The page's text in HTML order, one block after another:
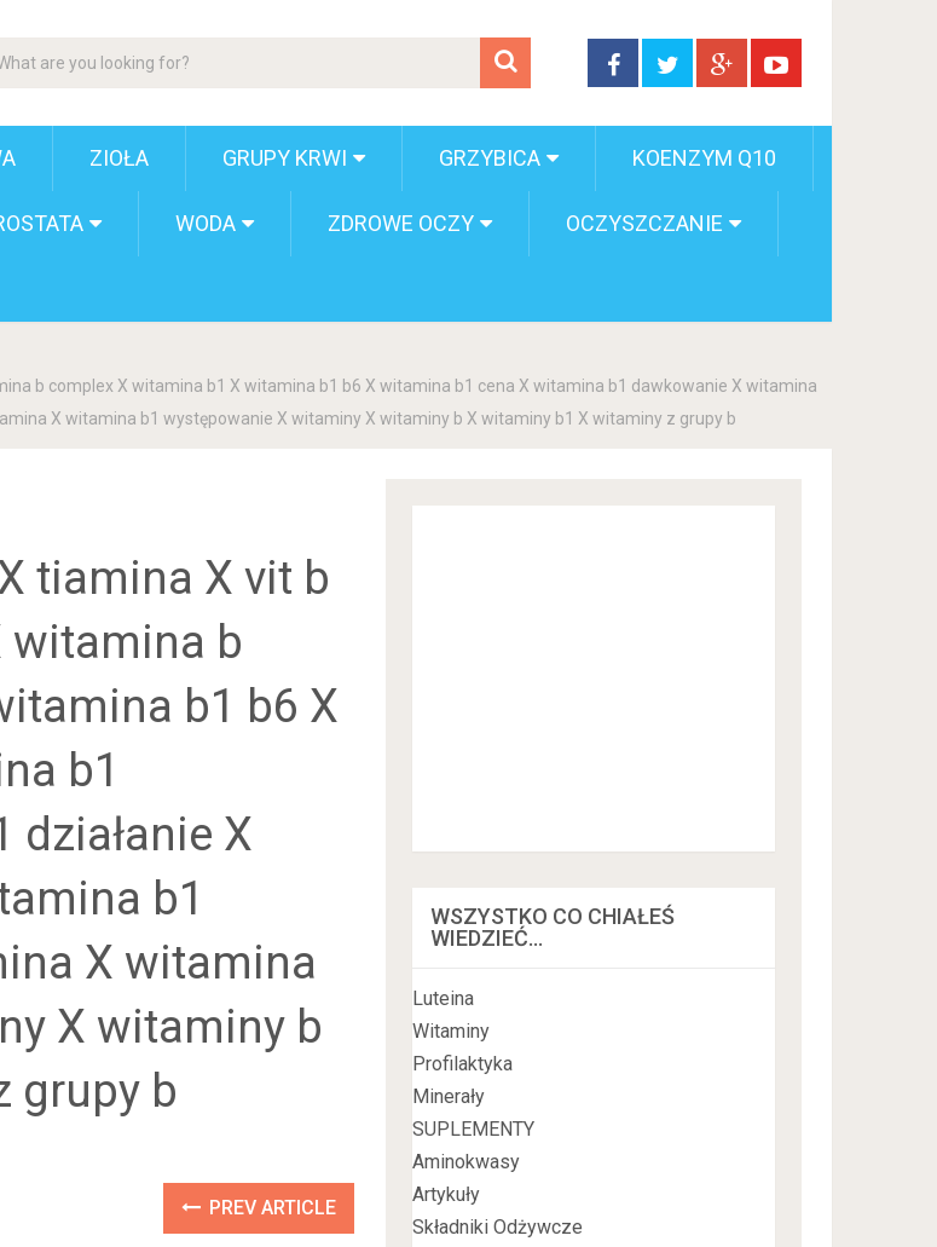
ZIOŁA GRUPY KRWI GRZYBICA KOENZYM Q10
WODA ZDROWE OCZY OCZYSZCZANIE
b complex X witamina b1 X witamina b1 b6 X witamina b1 cena X witamina b1 dawkowanie X witamina
X witamina b1 występowanie X witaminy X witaminy b X witaminy b1 X witaminy z grupy b
tiamina X vit b
witamina b
b1 b6 X
b1
X
b1
X witamina
X witaminy b
grupy b
PREV ARTICLE
WSZYSTKO CO CHIAŁEŚ
WIEDZIEĆ…
Luteina
Witaminy
Profilaktyka
Minerały
SUPLEMENTY
Aminokwasy
Artykuły
Składniki Odżywcze